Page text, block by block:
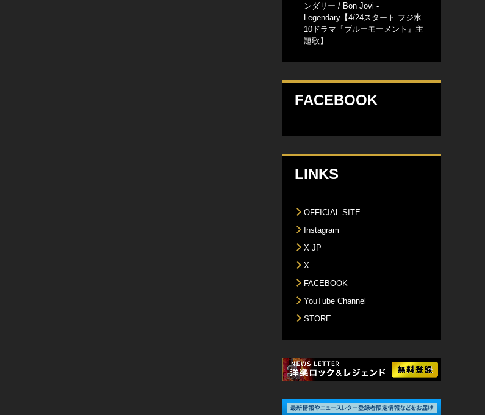
ンダリー / Bon Jovi -
Legendary【4/24スタート フジ水
10ドラマ『ブルーモーメント』主
題歌】
FACEBOOK
LINKS
OFFICIAL SITE
Instagram
X JP
X
FACEBOOK
YouTube Channel
STORE